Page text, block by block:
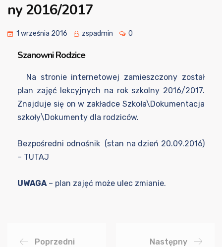
ny 2016/2017
1 września 2016 zspadmin 0
Szanowni Rodzice
Na stronie internetowej zamieszczony został
plan zajęć lekcyjnych na rok szkolny 2016/2017.
Znajduje się on w zakładce Szkoła\Dokumentacja
szkoły\Dokumenty dla rodziców.
Bezpośredni odnośnik (stan na dzień 20.09.2016)
– TUTAJ
UWAGA– plan zajęć może ulec zmianie.
Poprzedni Następny